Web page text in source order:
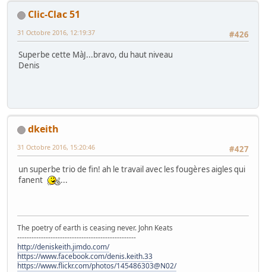
Clic-Clac 51
#426
31 Octobre 2016, 12:19:37
Superbe cette MàJ...bravo, du haut niveau
Denis
dkeith
#427
31 Octobre 2016, 15:20:46
un superbe trio de fin! ah le travail avec les fougères aigles qui
fanent
...
The poetry of earth is ceasing never. John Keats
--------------------------------------------------
http://deniskeith.jimdo.com/
https://www.facebook.com/denis.keith.33
https://www.flickr.com/photos/145486303@N02/